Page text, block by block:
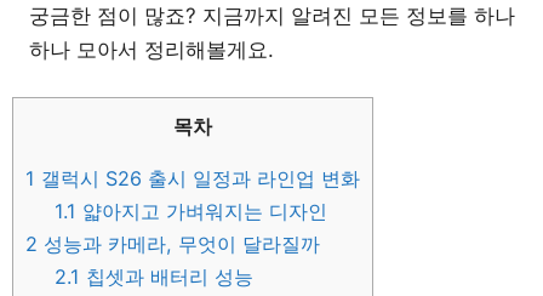
궁금한 점이 많죠? 지금까지 알려진 모든 정보를 하나
하나 모아서 정리해볼게요.
목차
1 갤럭시 S26 출시 일정과 라인업 변화
1.1 얇아지고 가벼워지는 디자인
2 성능과 카메라, 무엇이 달라질까
2.1 칩셋과 배터리 성능